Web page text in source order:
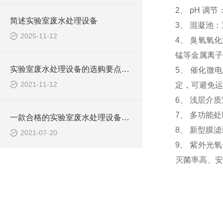
简述实验室废水处理设备
2025-11-12
实验室废水处理设备的选购要点，你知道多少？
2021-11-12
一款合格的实验室废水处理设备有哪些性能要求和组成结构？
2021-07-20
2、 pH 调节
3、 混凝池
4、 臭氧氧
锰等金属离
5、 催化微
定，可避免
6、 浅层介
7、 多功能
8、 新型膜
9、 紫外光
灭菌率高、